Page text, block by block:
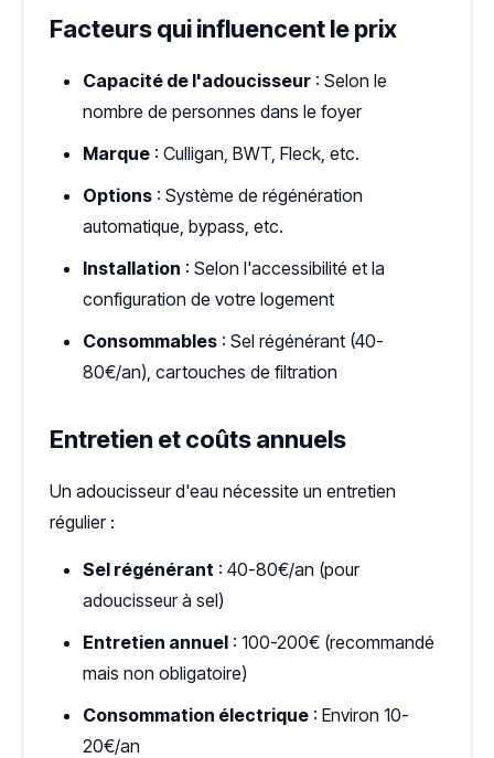
Facteurs qui influencent le prix
Capacité de l'adoucisseur : Selon le
nombre de personnes dans le foyer
Marque : Culligan, BWT, Fleck, etc.
Options : Système de régénération
automatique, bypass, etc.
Installation : Selon l'accessibilité et la
configuration de votre logement
Consommables : Sel régénérant (40-
80€/an), cartouches de filtration
Entretien et coûts annuels
Un adoucisseur d'eau nécessite un entretien
régulier :
Sel régénérant : 40-80€/an (pour
adoucisseur à sel)
Entretien annuel : 100-200€ (recommandé
mais non obligatoire)
Consommation électrique : Environ 10-
20€/an